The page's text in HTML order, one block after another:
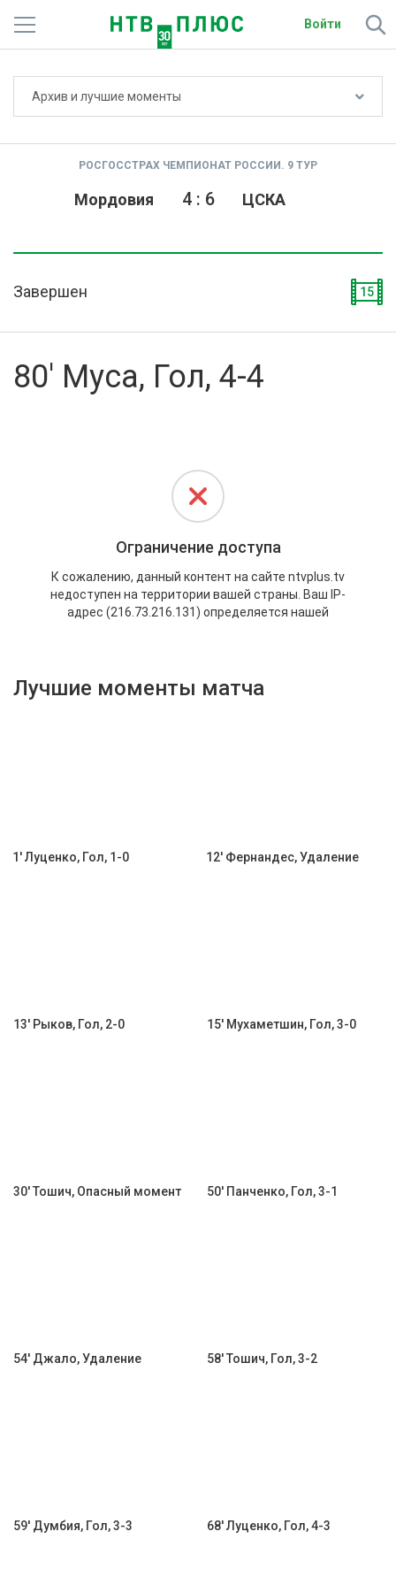
Войти
О сайте
Архив и лучшие моменты
РОСГОССТРАХ ЧЕМПИОНАТ РОССИИ. 9 ТУР
Мордовия ЦСКА
4: 6
Завершен 15
80' Муса, Гол, 4-4
Лучшие моменты матча
1' Луценко, Гол, 1-0 12' Фернандес, Удаление
13' Рыков, Гол, 2-0 15' Мухаметшин, Гол, 3-0
30' Тошич, Опасный момент 50' Панченко, Гол, 3-1
54' Джало, Удаление 58' Тошич, Гол, 3-2
59' Думбия, Гол, 3-3 68' Луценко, Гол, 4-3